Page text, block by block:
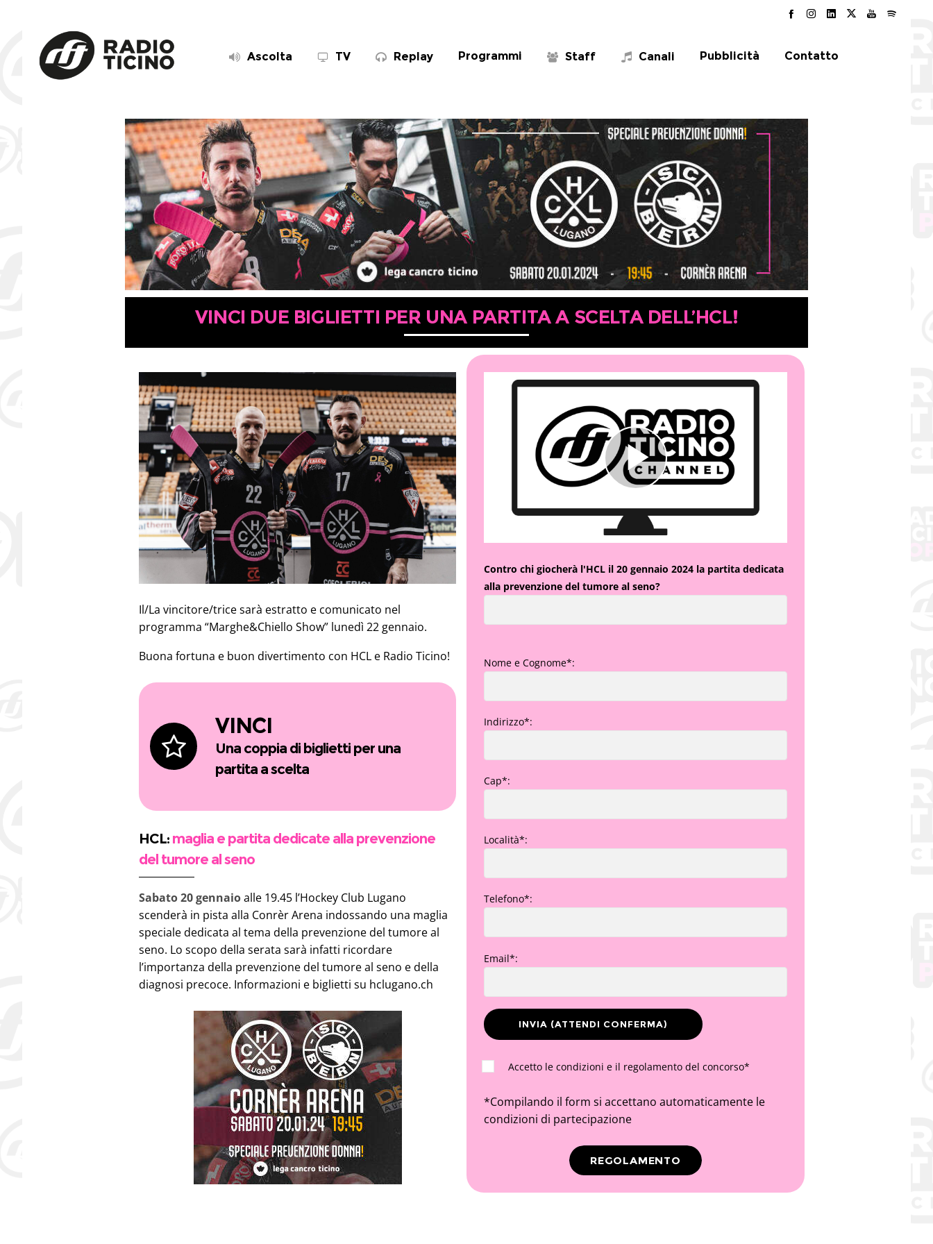
Ascolta TV Replay Programmi Staff Canali Pubblicità Contatto
VINCI DUE BIGLIETTI PER UNA PARTITA A SCELTA DELL’HCL!
Il/La vincitore/trice sarà estratto e comunicato nel
programma “Marghe&Chiello Show” lunedì 22 gennaio.
Buona fortuna e buon divertimento con HCL e Radio Ticino!
VINCI
Una coppia di biglietti per una
partita a scelta
due biglietti per una partita a scelta di
HCL: maglia e partita dedicate alla prevenzione
del tumore al seno
Sabato 20 gennaioalle 19.45 l’Hockey Club Lugano
scenderà in pista alla Conrèr Arena indossando una maglia
speciale dedicata al tema della prevenzione del tumore al
seno. Lo scopo della serata sarà infatti ricordare
l’importanza della prevenzione del tumore al seno e della
diagnosi precoce. Informazioni e biglietti su hclugano.ch
Contro chi giocherà l'HCL il 20 gennaio 2024 la partita dedicata
alla prevenzione del tumore al seno?
Nome e Cognome*:
Indirizzo*:
Cap*:
Località*:
Telefono*:
Email*:
Accetto le condizioni e il regolamento del concorso*
*Compilando il form si accettano automaticamente le
condizioni di partecipazione
REGOLAMENTO